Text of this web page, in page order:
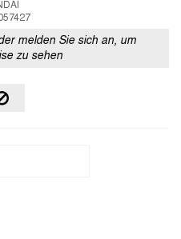
melden Sie sich an, um
zu sehen